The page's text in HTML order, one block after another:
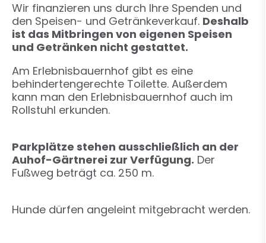
Wir finanzieren uns durch Ihre Spenden und
den Speisen- und Getränkeverkauf. Deshalb
ist das Mitbringen von eigenen Speisen
und Getränken nicht gestattet.
Am Erlebnisbauernhof gibt es eine
behindertengerechte Toilette. Außerdem
kann man den Erlebnisbauernhof auch im
Rollstuhl erkunden.
Parkplätze stehen ausschließlich an der
Auhof-Gärtnerei zur Verfügung. Der
Fußweg beträgt ca. 250 m.
Hunde dürfen angeleint mitgebracht werden.